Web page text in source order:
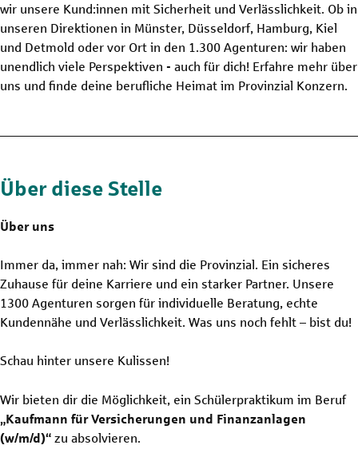
wir unsere Kund:innen mit Sicherheit und Verlässlichkeit. Ob in
unseren Direktionen in Münster, Düsseldorf, Hamburg, Kiel
und Detmold oder vor Ort in den 1.300 Agenturen: wir haben
unendlich viele Perspektiven - auch für dich! Erfahre mehr über
uns und finde deine berufliche Heimat im Provinzial Konzern.
Über diese Stelle
Über uns
Immer da, immer nah: Wir sind die Provinzial. Ein sicheres
Zuhause für deine Karriere und ein starker Partner. Unsere
1300 Agenturen sorgen für individuelle Beratung, echte
Kundennähe und Verlässlichkeit. Was uns noch fehlt – bist du!
Schau hinter unsere Kulissen!
Wir bieten dir die Möglichkeit, ein Schülerpraktikum im Beruf
„Kaufmann für Versicherungen und Finanzanlagen
(w/m/d)“ zu absolvieren.